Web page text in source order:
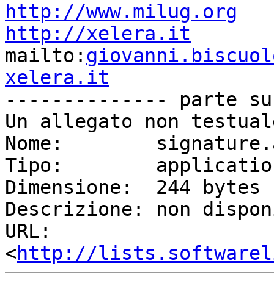
http://www.milug.org
http://xelera.it
mailto:
xelera.it
-------------- parte
Un allegato non
Nome:
Tipo:
Dimensione:  244 bytes
Descrizione: non
URL:
<http://